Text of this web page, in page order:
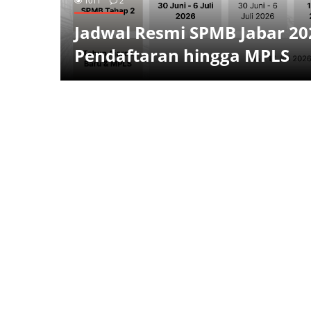
Jadwal Resmi SPMB Jabar
Pendaftaran hingga MPLS
Pemetaan Calon Murid Baru
SMKN 2 Bogor Tahun
2026/2027